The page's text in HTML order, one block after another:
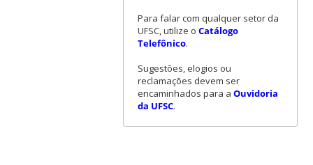
Para falar com qualquer setor da
UFSC, utilize o Catálogo
Telefônico.
Sugestões, elogios ou
reclamações devem ser
encaminhados para a Ouvidoria
da UFSC.